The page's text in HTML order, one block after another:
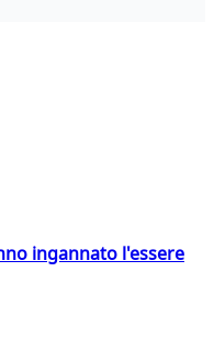
ingannato l'essere